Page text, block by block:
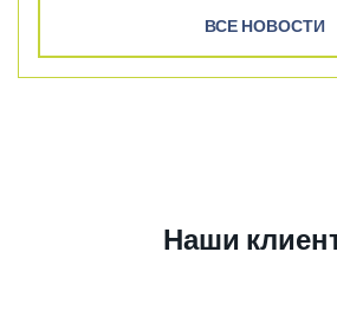
ВСЕ НОВОСТИ
Наши